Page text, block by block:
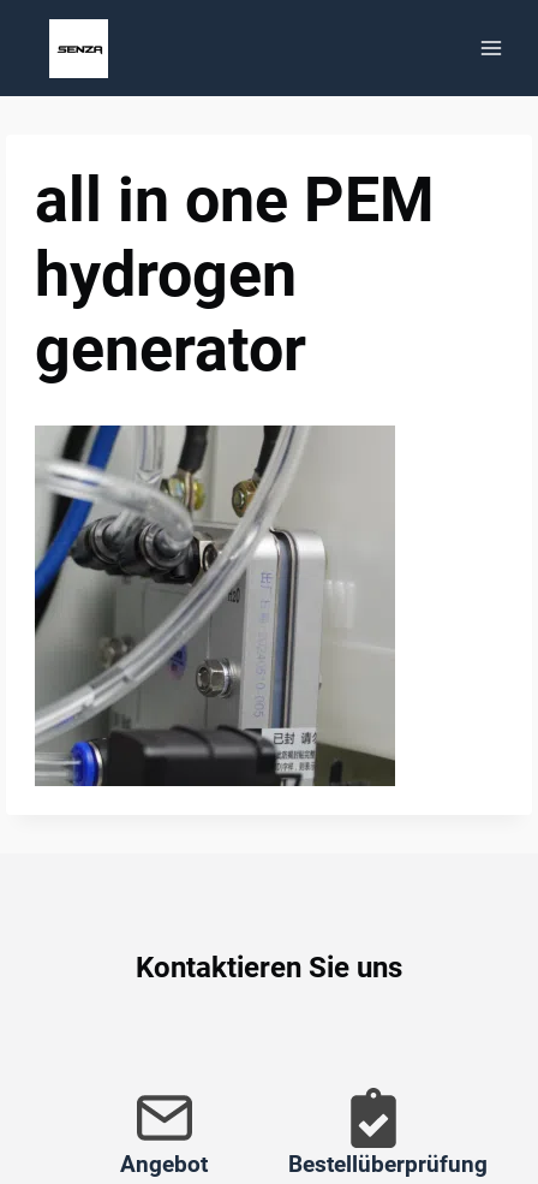
all in one PEM
hydrogen
generator
Kontaktieren Sie uns
Angebot Bestellüberprüfung